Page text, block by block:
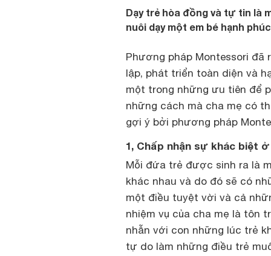
Dạy trẻ hòa đồng và tự tin là
nuôi dạy một em bé hạnh
Phương pháp Montessori
lập, phát triển toàn diện và
một trong những ưu tiên để
những cách mà cha mẹ có
gợi ý bởi phương pháp
1, Chấp nhận sự khác biệt
Mỗi đứa trẻ được sinh ra là
khác nhau và do đó sẽ có
một điều tuyệt vời và cả
nhiệm vụ của cha mẹ là tôn
nhẫn với con những lúc trẻ
tự do làm những điều trẻ